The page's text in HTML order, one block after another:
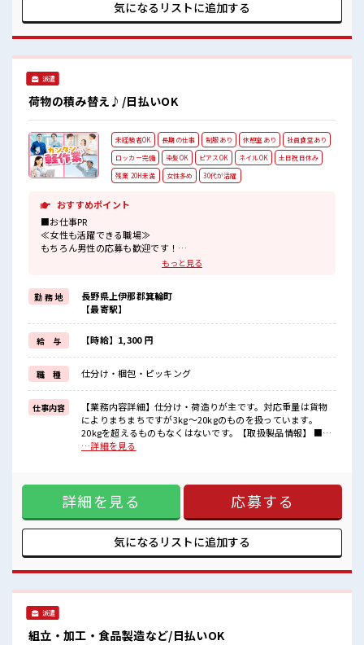
はチャレンジしてみませんか？
気になるリストに追加する
派遣
荷物の積み替え♪/日払いOK
未経験者OK 長期の仕事 制服あり 休憩室あり
社員食堂あり
ロッカー完備
染髪OK ピアスOK ネイルOK
土日祝日休み
残業 20H未満
女性多め 30代が活躍
おすすめポイント
■お仕事PR
≪女性も活躍できる職場≫
もちろん男性の応募も歓迎です！
≪1日1時間程の残業で収入アップ≫
ほどよく稼げます♪
≪週休2日制≫
週末は家族や友人と一緒にプライベート満喫！
≪モチベーションもUP≫
派手過ぎなければ髪型や髪色自由♪
(規定有)≪機能的な制服アリ≫
制服があるので、
毎日の服装の悩み解消♪
≪未経験OKの仕事≫
新しいことにチャレンジするのは不安だけど、
しっかり働く環境が整っています！
イチからスキルUP・ステップUP目指していきましょう！
髪型にこだわりのあるアナタは必見！
髪型自由な職場！
休憩室でホッと一息リフレッシュ！
ロッカーあり！
安心してお仕事に集中♪
もっと見る
勤 務 地
長野県上伊那郡箕輪町
【最寄駅】
給 与 【時給】1,300 円
職 種 仕分け・梱包・ピッキング
仕事内容
【業務内容詳細】仕分け・荷造りが主です。対応重量は貨物
によりまちまちですが3kg～20kgのものを扱っています。
20kgを超えるものもなくはないです。【取扱製品情報】 ■お
仕事PR ≪女性も活躍できる職場≫ もちろん男性の応募も歓迎
と一緒にプライベート満喫！ ≪モチベーションもUP≫ 派手過
ぎなければ髪型や髪色自由♪ (規定有)≪機能的な制服アリ≫
制服があるので、 毎日の服装の悩み解消♪ ≪未経験OKの仕
事≫ 新しいことにチャレンジするのは不安だけど、 しっかり
働く環境が整っています！ イチからスキルUP・ステップUP
目指していきましょう！ ■職場の雰囲気 女性も活躍しやすい
型自由な職場！ 休憩室でホッと一息リフレッシュ！ ロッカー
あり！ 安心してお仕事に集中♪
…詳細を見る
詳細を見る 応募する
気になるリストに追加する
派遣
組立・加工・食品製造など/日払いOK